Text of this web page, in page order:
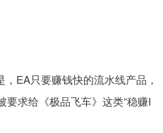
EA只要赚钱快的流水线产品，
求给《极品飞车》这类“稳赚I